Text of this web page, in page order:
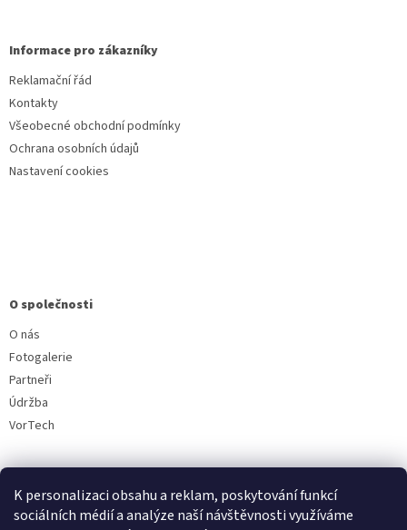
K personalizaci obsahu a reklam, poskytování funkcí
sociálních médií a analýze naší návštěvnosti využíváme
Informace pro zákazníky
Reklamační řád
Kontakty
Všeobecné obchodní podmínky
Ochrana osobních údajů
Nastavení cookies
O společnosti
O nás
Fotogalerie
Partneři
Údržba
VorTech